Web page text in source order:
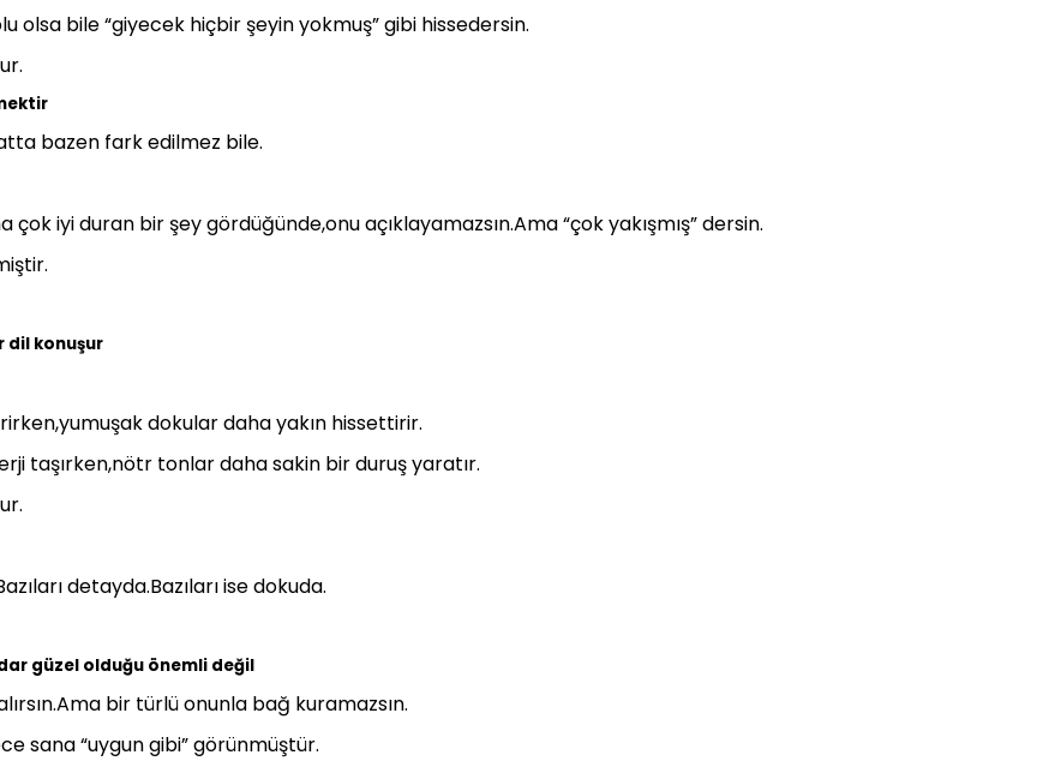
olsa bile “giyecek hiçbir şeyin yokmuş” gibi hissedersin.
bazen fark edilmez bile.
çok iyi duran bir şey gördüğünde,onu açıklayamazsın.Ama “çok yakışmış” dersin.
dil konuşur
dokular daha yakın hissettirir.
taşırken,nötr tonlar daha sakin bir duruş yaratır.
detayda.Bazıları ise dokuda.
güzel olduğu önemli değil
bir türlü onunla bağ kuramazsın.
sana “uygun gibi” görünmüştür.